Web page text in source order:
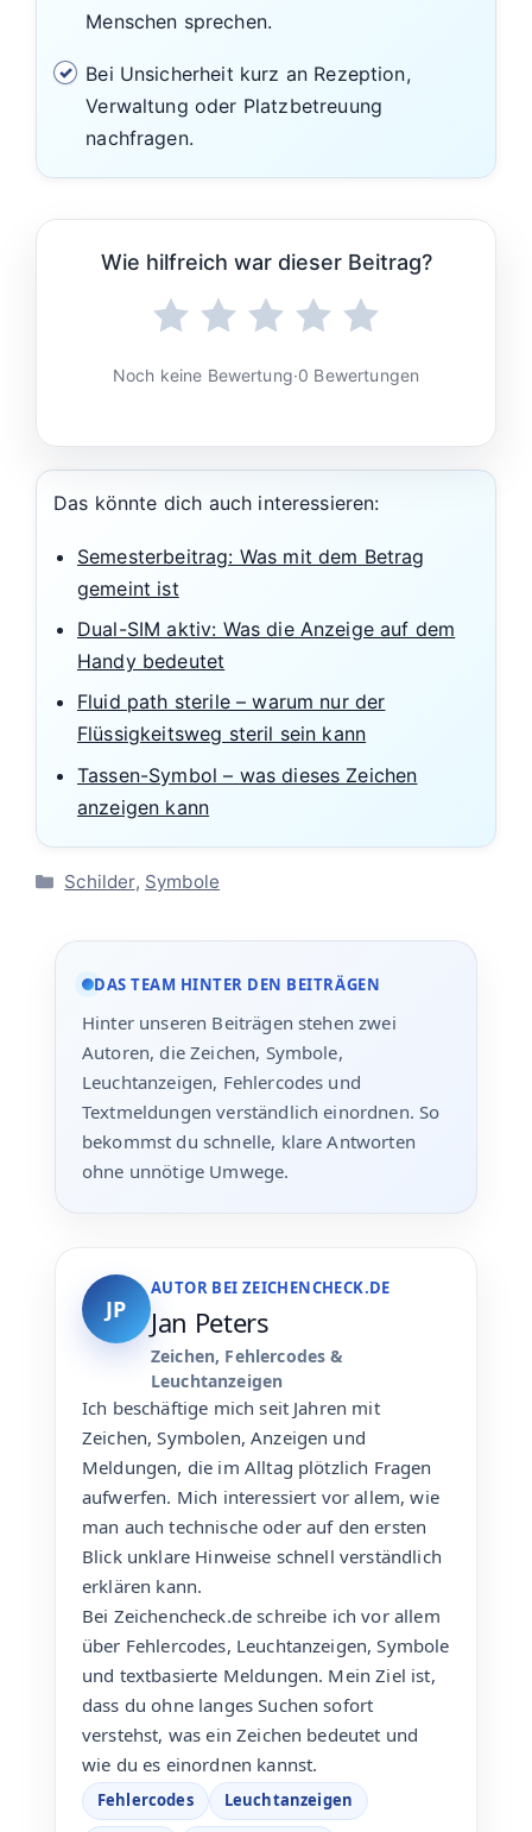
Menschen sprechen.
Bei Unsicherheit kurz an Rezeption,
Verwaltung oder Platzbetreuung
nachfragen.
Wie hilfreich war dieser Beitrag?
Noch keine Bewertung·0 Bewertungen
Das könnte dich auch interessieren:
Semesterbeitrag: Was mit dem Betrag
gemeint ist
Dual-SIM aktiv: Was die Anzeige auf dem
Handy bedeutet
Fluid path sterile – warum nur der
Flüssigkeitsweg steril sein kann
Tassen-Symbol – was dieses Zeichen
anzeigen kann
Kategorien
Schilder, Symbole
DAS TEAM HINTER DEN BEITRÄGEN
Hinter unseren Beiträgen stehen zwei
Autoren, die Zeichen, Symbole,
Leuchtanzeigen, Fehlercodes und
Textmeldungen verständlich einordnen. So
bekommst du schnelle, klare Antworten
ohne unnötige Umwege.
JP
AUTOR BEI ZEICHENCHECK.DE
Jan Peters
Zeichen, Fehlercodes &
Leuchtanzeigen
Ich beschäftige mich seit Jahren mit
Zeichen, Symbolen, Anzeigen und
Meldungen, die im Alltag plötzlich Fragen
aufwerfen. Mich interessiert vor allem, wie
man auch technische oder auf den ersten
Blick unklare Hinweise schnell verständlich
erklären kann.
Bei Zeichencheck.de schreibe ich vor allem
über Fehlercodes, Leuchtanzeigen, Symbole
und textbasierte Meldungen. Mein Ziel ist,
dass du ohne langes Suchen sofort
verstehst, was ein Zeichen bedeutet und
wie du es einordnen kannst.
Fehlercodes Leuchtanzeigen